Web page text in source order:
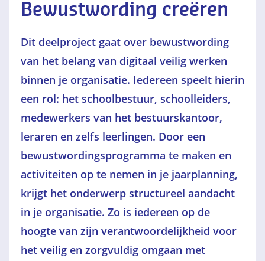
Bewustwording creëren
Dit deelproject gaat over bewustwording
van het belang van digitaal veilig werken
binnen je organisatie. Iedereen speelt hierin
een rol: het schoolbestuur, schoolleiders,
medewerkers van het bestuurskantoor,
leraren en zelfs leerlingen. Door een
bewustwordingsprogramma te maken en
activiteiten op te nemen in je jaarplanning,
krijgt het onderwerp structureel aandacht
in je organisatie. Zo is iedereen op de
hoogte van zijn verantwoordelijkheid voor
het veilig en zorgvuldig omgaan met